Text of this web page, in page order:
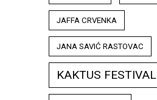
JAFFA CRVENKA
JANA SAVIĆ RASTOVAC
KAKTUS FESTIVAL